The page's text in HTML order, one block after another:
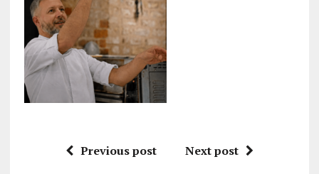
Previous post Next post